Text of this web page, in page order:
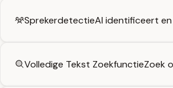
SprekerdetectieAI identificeert en
Volledige Tekst ZoekfunctieZoek